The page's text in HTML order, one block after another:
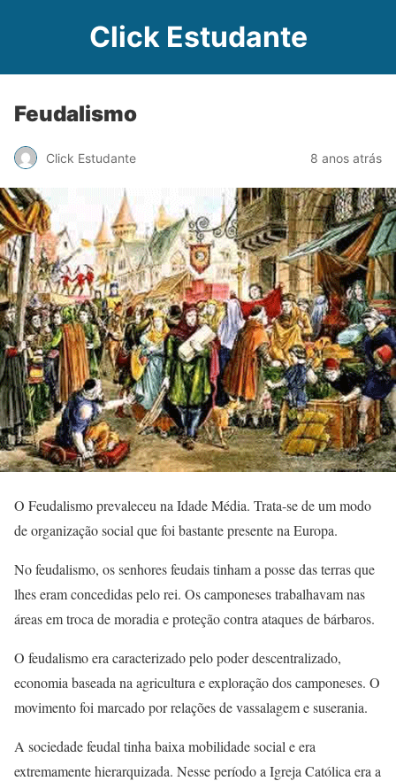
Click Estudante
Feudalismo
Click Estudante 8 anos atrás
O Feudalismo prevaleceu na Idade Média. Trata-se de um modo
de organização social que foi bastante presente na Europa.
No feudalismo, os senhores feudais tinham a posse das terras que
lhes eram concedidas pelo rei. Os camponeses trabalhavam nas
áreas em troca de moradia e proteção contra ataques de bárbaros.
O feudalismo era caracterizado pelo poder descentralizado,
economia baseada na agricultura e exploração dos camponeses. O
movimento foi marcado por relações de vassalagem e suserania.
A sociedade feudal tinha baixa mobilidade social e era
extremamente hierarquizada. Nesse período a Igreja Católica era a